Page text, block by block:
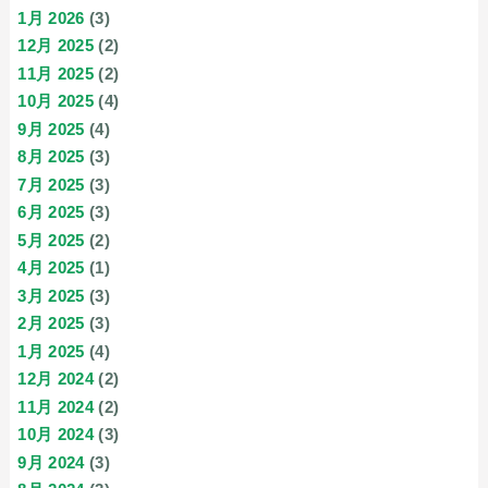
1月 2026 (3)
12月 2025 (2)
11月 2025 (2)
10月 2025 (4)
9月 2025 (4)
8月 2025 (3)
7月 2025 (3)
6月 2025 (3)
5月 2025 (2)
4月 2025 (1)
3月 2025 (3)
2月 2025 (3)
1月 2025 (4)
12月 2024(2)
11月 2024(2)
10月 2024(3)
9月 2024(3)